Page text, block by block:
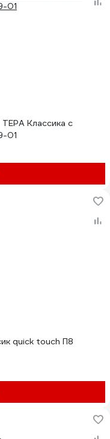
Классика с
01
quick touch П8